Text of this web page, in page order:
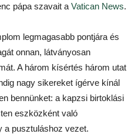
pápa szavait a Vatican News.
legmagasabb pontjára és
onnan, látványosan
A három kísértés három utat
nagy sikereket ígérve kínál
bennünket: a kapzsi birtoklási
eszközként való
a pusztuláshoz vezet.